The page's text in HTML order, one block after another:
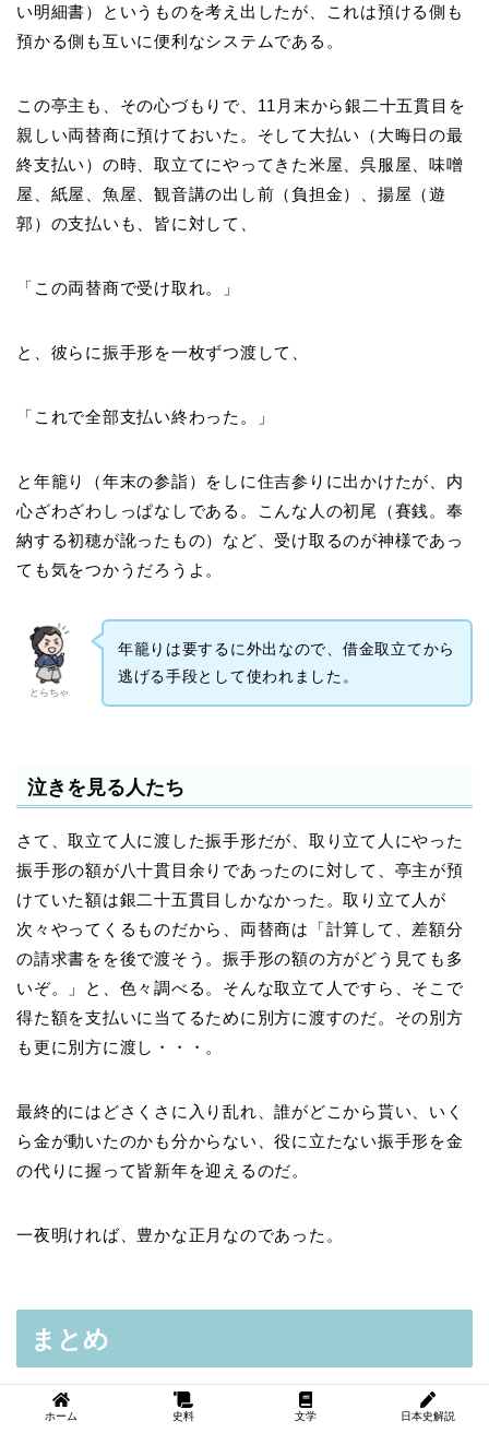
い明細書）というものを考え出したが、これは預ける側も
預かる側も互いに便利なシステムである。
この亭主も、その心づもりで、11月末から銀二十五貫目を
親しい両替商に預けておいた。そして大払い（大晦日の最
終支払い）の時、取立てにやってきた米屋、呉服屋、味噌
屋、紙屋、魚屋、観音講の出し前（負担金）、揚屋（遊
郭）の支払いも、皆に対して、
「この両替商で受け取れ。」
と、彼らに振手形を一枚ずつ渡して、
「これで全部支払い終わった。」
と年籠り（年末の参詣）をしに住吉参りに出かけたが、内
心ざわざわしっぱなしである。こんな人の初尾（賽銭。奉
納する初穂が訛ったもの）など、受け取るのが神様であっ
ても気をつかうだろうよ。
とらちゃ
年籠りは要するに外出なので、借金取立てから
逃げる手段として使われました。
泣きを見る人たち
さて、取立て人に渡した振手形だが、取り立て人にやった
振手形の額が八十貫目余りであったのに対して、亭主が預
けていた額は銀二十五貫目しかなかった。取り立て人が
次々やってくるものだから、両替商は「計算して、差額分
の請求書をを後で渡そう。振手形の額の方がどう見ても多
いぞ。」と、色々調べる。そんな取立て人ですら、そこで
得た額を支払いに当てるために別方に渡すのだ。その別方
も更に別方に渡し・・・。
最終的にはどさくさに入り乱れ、誰がどこから貰い、いく
ら金が動いたのかも分からない、役に立たない振手形を金
の代りに握って皆新年を迎えるのだ。
一夜明ければ、豊かな正月なのであった。
まとめ
この話は、年末の商人たちの借金や出費、特に子供や妻の
ホーム 史料 文学 日本史解説